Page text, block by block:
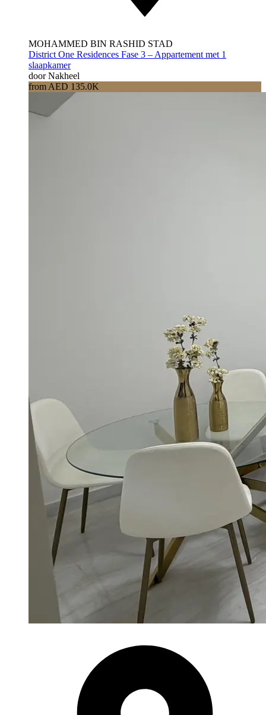
MOHAMMED BIN RASHID STAD
District One Residences Fase 3 – Appartement met 1
slaapkamer
door Nakheel
from AED 135.0K